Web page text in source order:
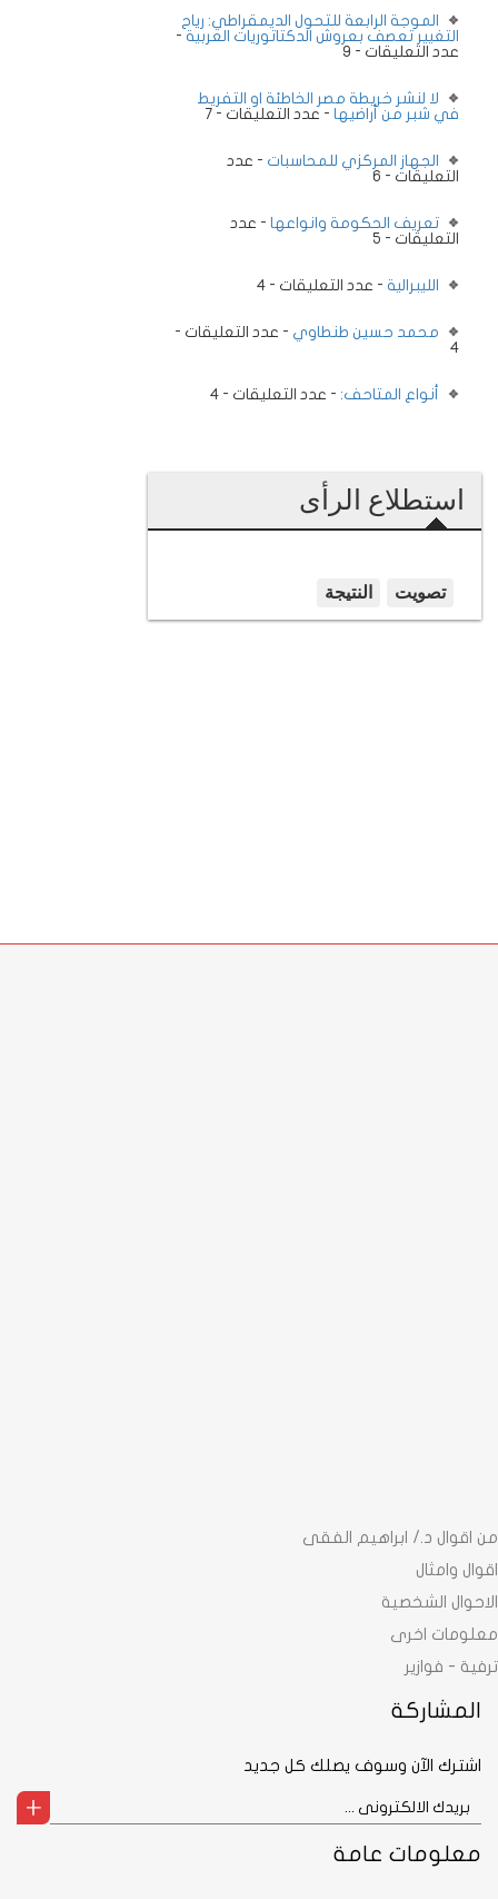
الموجة الرابعة للتحول الديمقراطي: رياح
التغيير تعصف بعروش الدكتاتوريات العربية -
عدد التعليقات - 9
لا لنشر خريطة مصر الخاطئة او التفريط
في شبر من أراضيها - عدد التعليقات - 7
الجهاز المركزي للمحاسبات - عدد
التعليقات - 6
تعريف الحكومة وانواعها - عدد
التعليقات - 5
الليبرالية - عدد التعليقات - 4
محمد حسين طنطاوي - عدد التعليقات -
4
أنواع المتاحف: - عدد التعليقات - 4
استطلاع الرأى
معلومات عامة
من اقوال د./ ابراهيم الفقى
اقوال وامثال
الاحوال الشخصية
معلومات اخرى
ترفية - فوازير
المشاركة
اشترك الآن وسوف يصلك كل جديد